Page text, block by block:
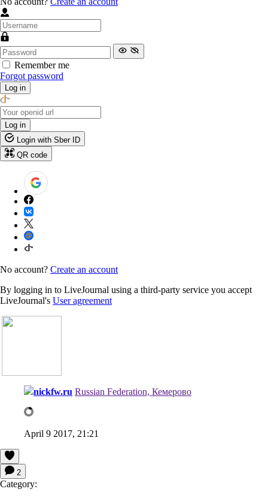
Remember me
Forgot password
Log in
Log in
Login with Sber ID
QR code
No account? Create an account
By logging in to LiveJournal using a third-party service you accept
LiveJournal's User agreement
nickfw.ru Russian Federation, Кемерово
April 9 2017, 21:21
2
Category: